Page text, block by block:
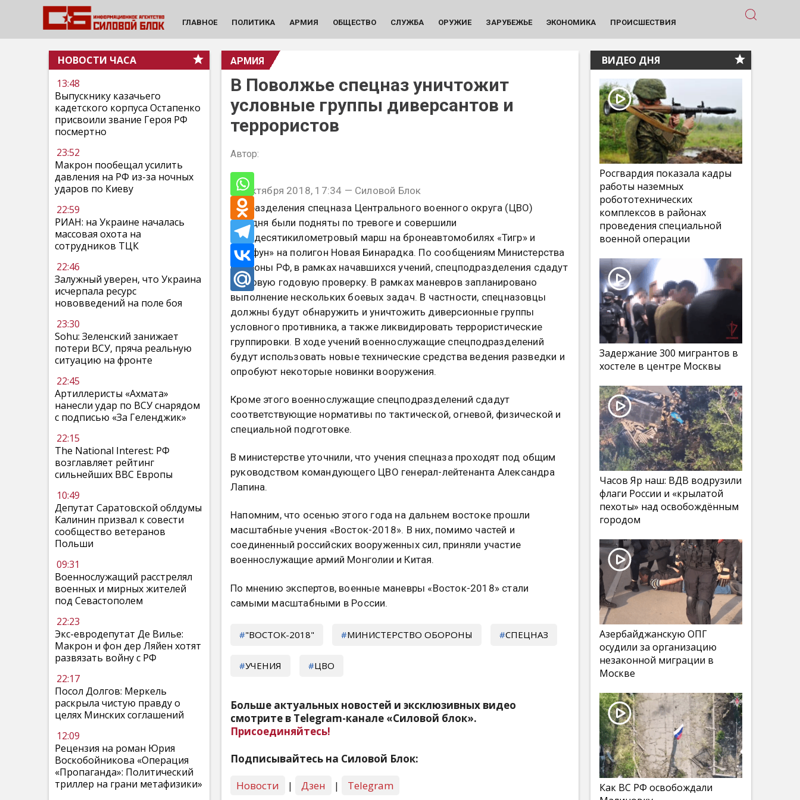
ГЛАВНОЕ ПОЛИТИКА АРМИЯ ОБЩЕСТВО СЛУЖБА ОРУЖИЕ ЗАРУБЕЖЬЕ ЭКОНОМИКА ПРОИСШЕСТВИЯ
НОВОСТИ ЧАСА
13:48
Выпускнику казачьего
кадетского корпуса Остапенко
присвоили звание Героя РФ
посмертно
23:52
Макрон пообещал усилить
давления на РФ из-за ночных
ударов по Киеву
22:59
РИАН: на Украине началась
массовая охота на
сотрудников ТЦК
22:46
Залужный уверен, что Украина
исчерпала ресурс
нововведений на поле боя
23:30
Sohu: Зеленский занижает
потери ВСУ, пряча реальную
ситуацию на фронте
22:45
Артиллеристы «Ахмата»
нанесли удар по ВСУ снарядом
с подписью «За Геленджик»
22:15
The National Interest: РФ
возглавляет рейтинг
сильнейших ВВС Европы
10:49
Депутат Саратовской облдумы
Калинин призвал к совести
сообщество ветеранов
Польши
09:31
Военнослужащий расстрелял
военных и мирных жителей
под Севастополем
22:23
Экс-евродепутат Де Вилье:
Макрон и фон дер Ляйен хотят
развязать войну с РФ
22:17
Посол Долгов: Меркель
раскрыла чистую правду о
целях Минских соглашений
12:09
Рецензия на роман Юрия
Воскобойникова «Операция
«Пропаганда»: Политический
триллер на грани метафизики»
АРМИЯ
В Поволжье спецназ уничтожит
условные группы диверсантов и
террористов
Автор:
15 октября 2018, 17:34 — Силовой Блок
Подразделения спецназа Центрального военного округа (ЦВО)
сегодня были подняты по тревоге и совершили
семидесятикилометровый марш на бронеавтомобилях «Тигр» и
«Тайфун» на полигон Новая Бинарадка. По сообщениям Министерства
обороны РФ, в рамках начавшихся учений, спецподразделения сдадут
итоговую годовую проверку. В рамках маневров запланировано
выполнение нескольких боевых задач. В частности, спецназовцы
должны будут обнаружить и уничтожить диверсионные группы
условного противника, а также ликвидировать террористические
группировки. В ходе учений военнослужащие спецподразделений
будут использовать новые технические средства ведения разведки и
опробуют некоторые новинки вооружения.
Кроме этого военнослужащие спецподразделений сдадут
соответствующие нормативы по тактической, огневой, физической и
специальной подготовке.
В министерстве уточнили, что учения спецназа проходят под общим
руководством командующего ЦВО генерал-лейтенанта Александра
Лапина.
Напомним, что осенью этого года на дальнем востоке прошли
масштабные учения «Восток-2018». В них, помимо частей и
соединенный российских вооруженных сил, приняли участие
военнослужащие армий Монголии и Китая.
По мнению экспертов, военные маневры «Восток-2018» стали
самыми масштабными в России.
"ВОСТОК-2018" МИНИСТЕРСТВО ОБОРОНЫ СПЕЦНАЗ
УЧЕНИЯ ЦВО
Больше актуальных новостей и эксклюзивных видео
смотрите в Telegram-канале «Силовой блок».
Присоединяйтесь!
Подписывайтесь на Силовой Блок:
Новости
| Дзен | Telegram
ВИДЕО ДНЯ
Росгвардия показала кадры
работы наземных
робототехнических
комплексов в районах
проведения специальной
военной операции
Задержание 300 мигрантов в
хостеле в центре Москвы
Часов Яр наш: ВДВ водрузили
флаги России и «крылатой
пехоты» над освобождённым
городом
Азербайджанскую ОПГ
осудили за организацию
незаконной миграции в
Москве
Как ВС РФ освобождали